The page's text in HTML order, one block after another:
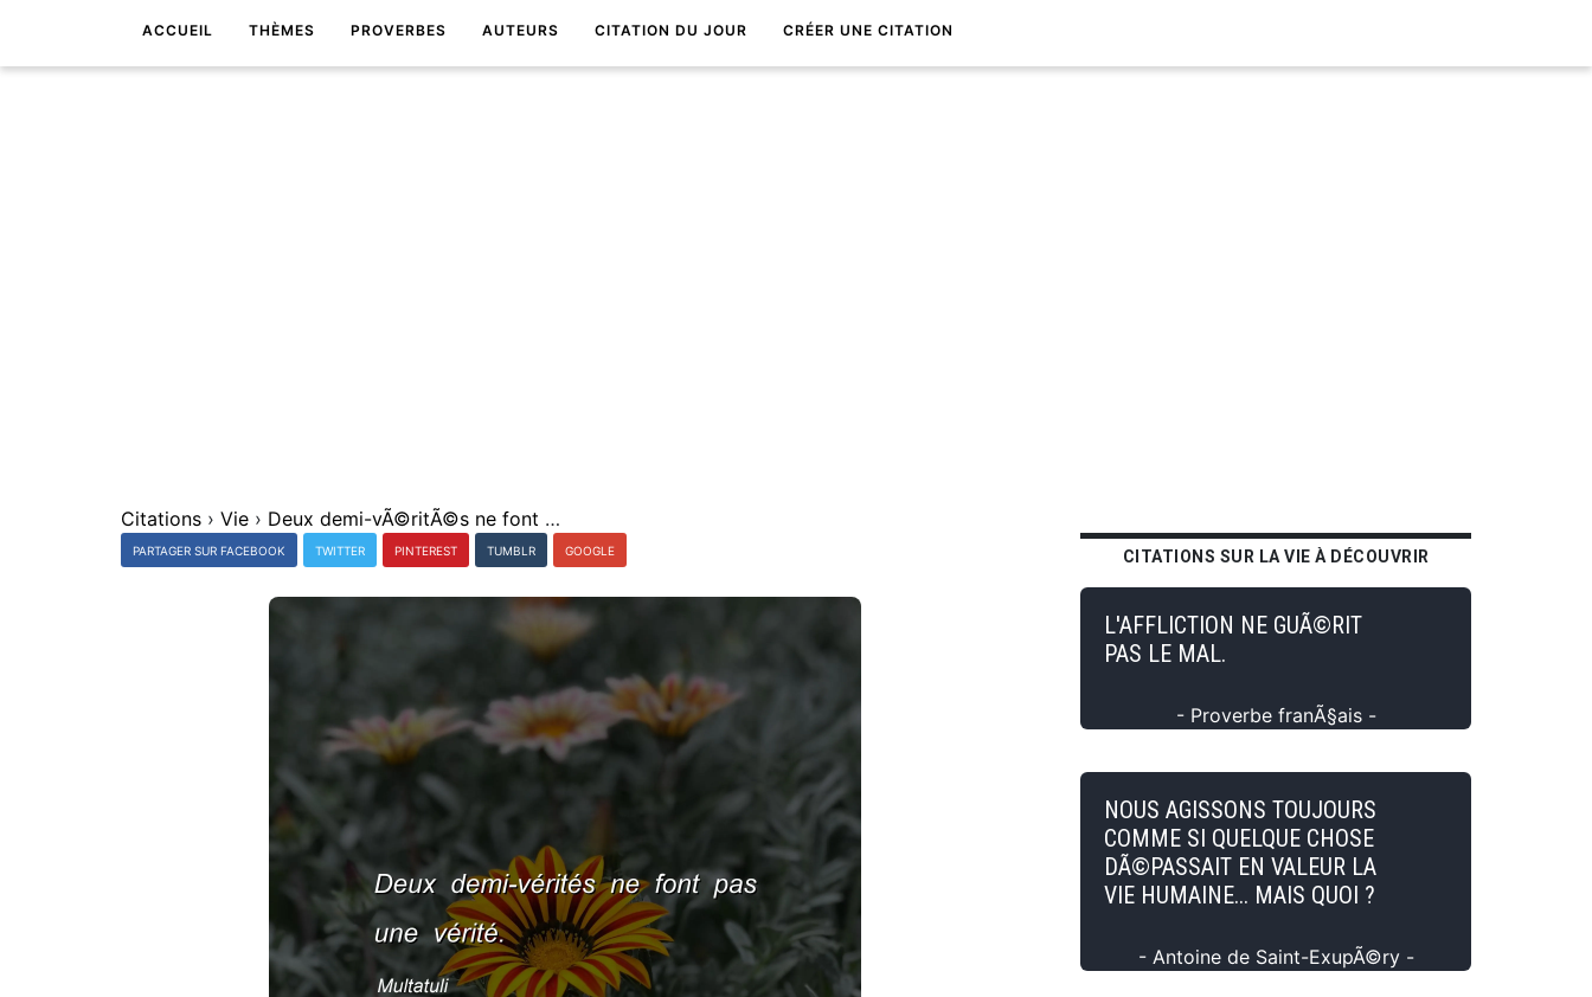
ACCUEIL THÈMES PROVERBES AUTEURS CITATION DU JOUR CRÉER UNE CITATION
Citations › Vie › Deux demi-vÃ©ritÃ©s ne font pas une vÃ©ritÃ©.
PARTAGER SUR FACEBOOK TWITTER PINTEREST TUMBLR GOOGLE CITATIONS SUR LA VIE À DÉCOUVRIR
L'AFFLICTION NE GUÃ©RIT
PAS LE MAL.
- Proverbe franÃ§ais -
NOUS AGISSONS TOUJOURS
COMME SI QUELQUE CHOSE
DÃ©PASSAIT EN VALEUR LA
VIE HUMAINE... MAIS QUOI ?
- Antoine de Saint-ExupÃ©ry -